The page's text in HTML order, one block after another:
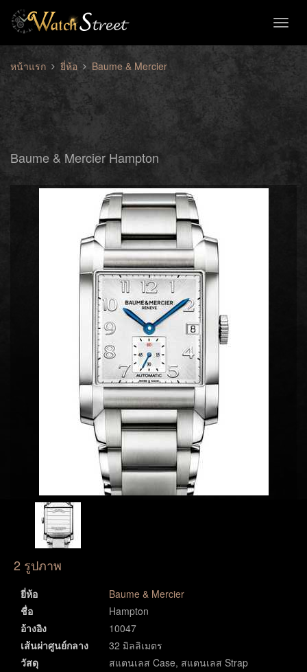
หน้าแรก ยี่ห้อ Baume & Mercier
Baume & Mercier Hampton
2 รูปภาพ
ยี่ห้อ
Baume & Mercier
ชื่อ
Hampton
อ้างอิง
10047
เส้นผ่าศูนย์กลาง
32 มิลลิเมตร
วัสดุ
สแตนเลส Case, สแตนเลส Strap